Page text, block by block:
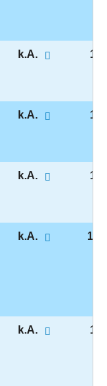
k.A. 1-
k.A. 1-
k.A. 1-
k.A. 1-
k.A. 1-